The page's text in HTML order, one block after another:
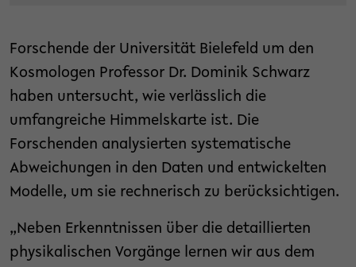
Forschende der Universität Bielefeld um den
Kosmologen Professor Dr. Dominik Schwarz
haben untersucht, wie verlässlich die
umfangreiche Himmelskarte ist. Die
Forschenden analysierten systematische
Abweichungen in den Daten und entwickelten
Modelle, um sie rechnerisch zu berücksichtigen.
„Neben Erkenntnissen über die detaillierten
physikalischen Vorgänge lernen wir aus dem